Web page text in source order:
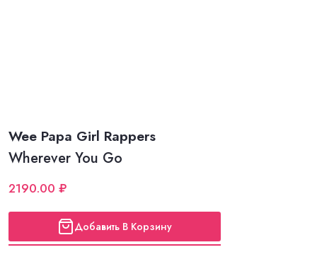
Wee Papa Girl Rappers
Wherever You Go
2190.00 ₽
Добавить В Корзину